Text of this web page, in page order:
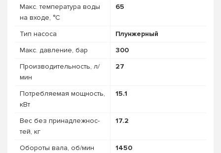
Макс. температура воды
на входе, °C
65
Тип насоса
Плунжерный
Макс. давление, бар
300
Про­из­во­дитель­ность, л/
мин
27
Потребляемая мощность,
кВт
15.1
Вес без при­над­лежнос­
тей, кг
17.2
Обороты вала, об/мин
1450